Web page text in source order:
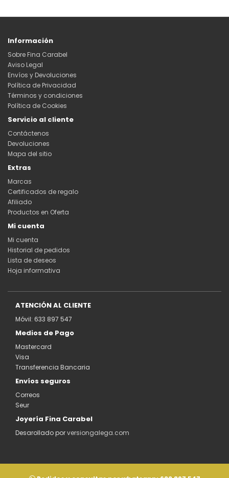
Información
Sobre Fina Carabel
Aviso Legal
Envíos y Devoluciones
Política de Privacidad
Términos y condiciones
Política de Cookies
Servicio al cliente
Contáctenos
Devoluciones
Mapa del sitio
Extras
Marcas
Certificados de regalo
Afiliado
Productos en Oferta
Mi cuenta
Mi cuenta
Historial de pedidos
Lista de deseos
Hoja informativa
ATENCIÓN AL CLIENTE
Móvil: 633 897 547
Medios de Pago
Mastercard
Visa
Transferencia Bancaria
Envíos seguros
Correos
Seur
Joyería Fina Carabel
Desarollado porversiongalega.com